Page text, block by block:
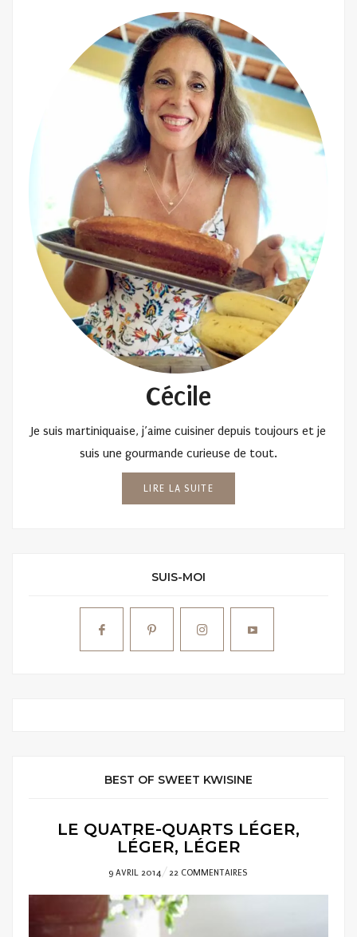
Cécile
Je suis martiniquaise, j’aime cuisiner depuis toujours et je
suis une gourmande curieuse de tout.
LIRE LA SUITE
SUIS-MOI
BEST OF SWEET KWISINE
LE QUATRE-QUARTS LÉGER,
LÉGER, LÉGER
POSTED
ON
9 AVRIL 2014 22 COMMENTAIRES